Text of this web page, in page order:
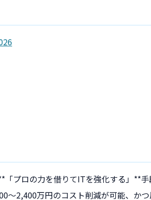
プロの力を借りてITを強化する」**
〜2,400万円のコスト削減が可能、か